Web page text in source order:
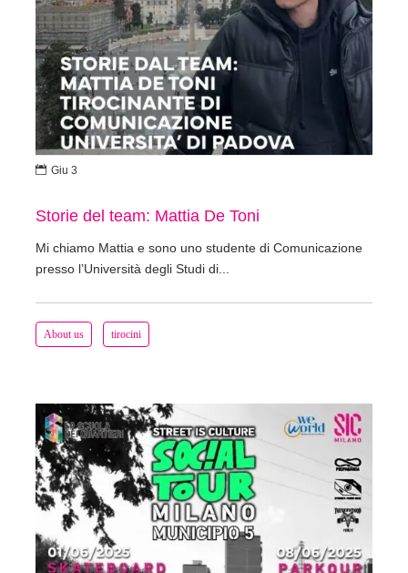
About us tirocini
Storie del team: Mattia De Toni
Mi chiamo Mattia e sono uno studente di Comunicazione
presso l’Università degli Studi di...
 Giu 3